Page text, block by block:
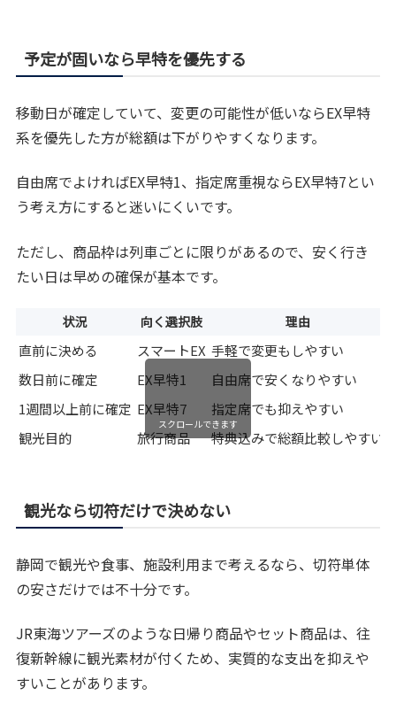
予定が固いなら早特を優先する
移動日が確定していて、変更の可能性が低いならEX早特
系を優先した方が総額は下がりやすくなります。
自由席でよければEX早特1、指定席重視ならEX早特7とい
う考え方にすると迷いにくいです。
ただし、商品枠は列車ごとに限りがあるので、安く行き
たい日は早めの確保が基本です。
状況 向く選択肢 理由
直前に決める スマートEX 手軽で変更もしやすい
数日前に確定
EX早特1
自由席で安くなりやすい
1週間以上前に確定 EX早特7
指定席でも抑えやすい
観光目的
旅行商品 特典込みで総額比較しやすい
スクロールできます
観光なら切符だけで決めない
静岡で観光や食事、施設利用まで考えるなら、切符単体
の安さだけでは不十分です。
JR東海ツアーズのような日帰り商品やセット商品は、往
復新幹線に観光素材が付くため、実質的な支出を抑えや
すいことがあります。